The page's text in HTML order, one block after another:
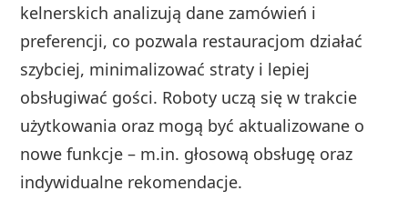
kelnerskich analizują dane zamówień i
preferencji, co pozwala restauracjom działać
szybciej, minimalizować straty i lepiej
obsługiwać gości. Roboty uczą się w trakcie
użytkowania oraz mogą być aktualizowane o
nowe funkcje – m.in. głosową obsługę oraz
indywidualne rekomendacje.